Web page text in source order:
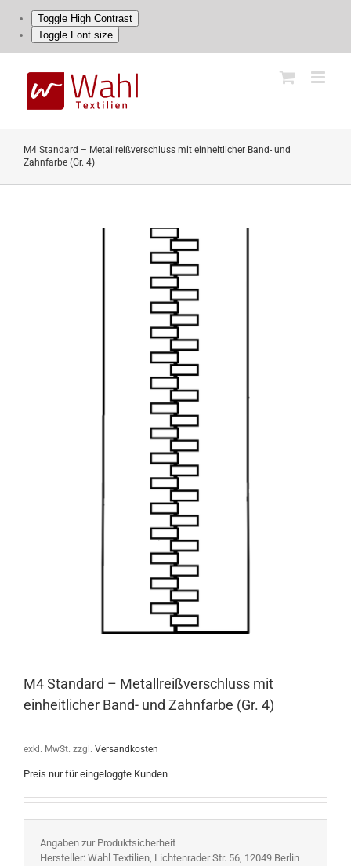
Toggle High Contrast
Toggle Font size
content
M4 Standard – Metallreißverschluss mit einheitlicher Band- und
Zahnfarbe (Gr. 4)
M4 Standard – Metallreißverschluss mit
einheitlicher Band- und Zahnfarbe (Gr. 4)
exkl. MwSt. zzgl. Versandkosten
Preis nur für eingeloggte Kunden
Angaben zur Produktsicherheit
Hersteller: Wahl Textilien, Lichtenrader Str. 56, 12049 Berlin